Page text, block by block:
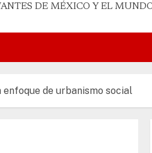
DE MÉXICO Y EL
de urbanismo social